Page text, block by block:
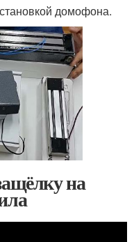
домофона.
на